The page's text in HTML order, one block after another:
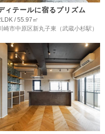
ィテールに宿るプリズム
/ 55.97㎡
崎市中原区新丸子東 （武蔵小杉駅）